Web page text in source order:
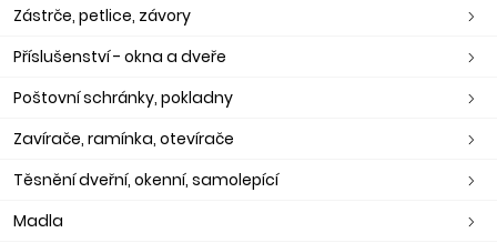
Zástrče, petlice, závory
Příslušenství - okna a dveře
Poštovní schránky, pokladny
Zavírače, ramínka, otevírače
Těsnění dveřní, okenní, samolepící
Madla